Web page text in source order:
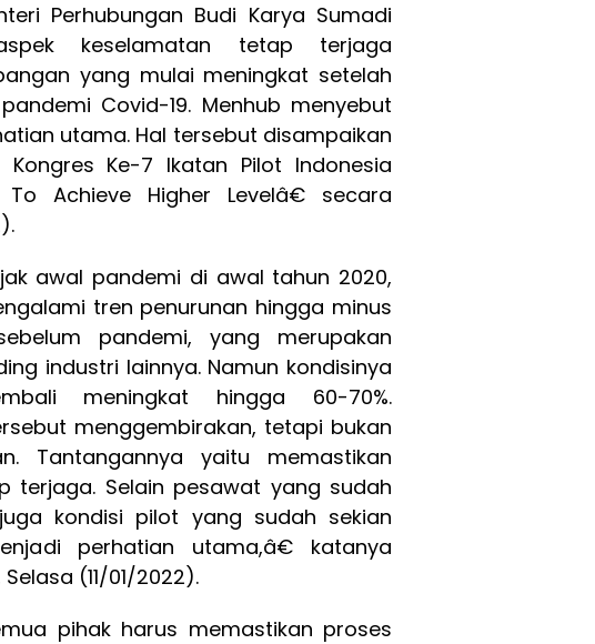
Perhubungan Budi Karya Sumadi
keselamatan tetap terjaga
yang mulai meningkat setelah
Covid-19. Menhub menyebut
utama. Hal tersebut disampaikan
Ke-7 Ikatan Pilot Indonesia
Achieve Higher Levelâ€ secara
awal pandemi di awal tahun 2020,
tren penurunan hingga minus
pandemi, yang merupakan
industri lainnya. Namun kondisinya
meningkat hingga 60-70%.
menggembirakan, tetapi bukan
Tantangannya yaitu memastikan
terjaga. Selain pesawat yang sudah
kondisi pilot yang sudah sekian
perhatian utama,â€ katanya
(11/01/2022).
pihak harus memastikan proses